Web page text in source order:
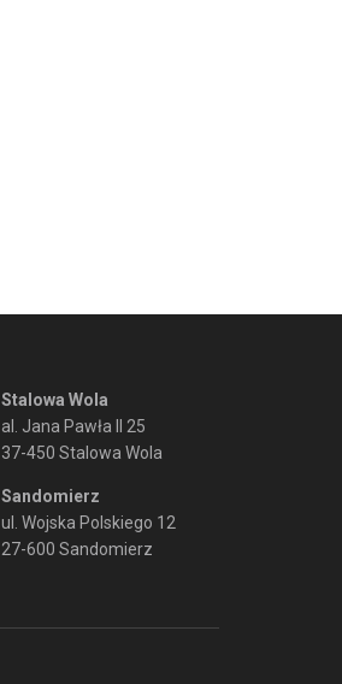
Stalowa Wola
al. Jana Pawła II 25
37-450 Stalowa Wola
Sandomierz
ul. Wojska Polskiego 12
27-600 Sandomierz